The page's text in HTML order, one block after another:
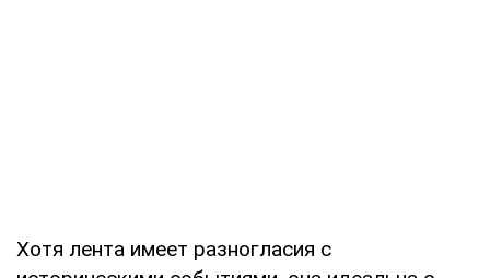
Хотя лента имеет разногласия с